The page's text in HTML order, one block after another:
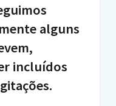
alguns
incluídos